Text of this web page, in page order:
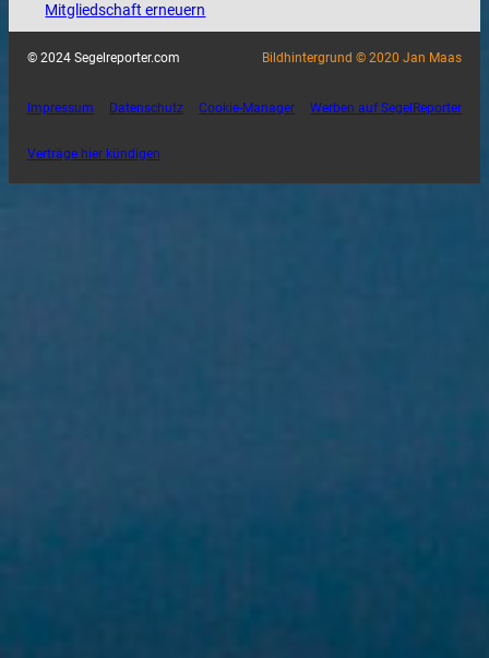
Mitgliedschaft erneuern
© 2024 Segelreporter.com Bildhintergrund © 2020 Jan Maas
Impressum Datenschutz Cookie-Manager Werben auf SegelReporter
Verträge hier kündigen